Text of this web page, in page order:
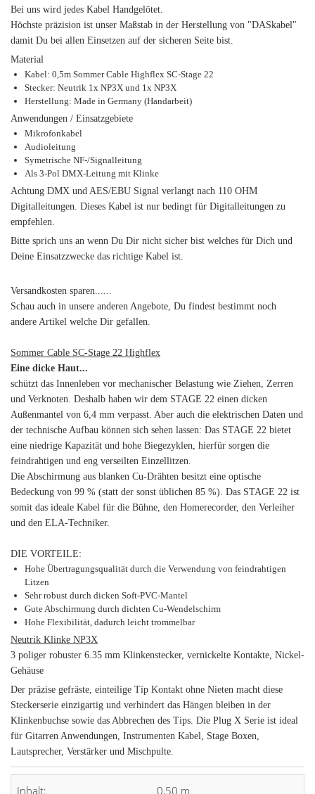
Bei uns wird jedes Kabel Handgelötet.
Höchste präzision ist unser Maßstab in der Herstellung von "DASkabel"
damit Du bei allen Einsetzen auf der sicheren Seite bist.
Material
Kabel: 0,5m Sommer Cable Highflex SC-Stage 22
Stecker: Neutrik 1x NP3X und 1x NP3X
Herstellung: Made in Germany (Handarbeit)
Anwendungen / Einsatzgebiete
Mikrofonkabel
Audioleitung
Symetrische NF-/Signalleitung
Als 3-Pol DMX-Leitung mit Klinke
Achtung DMX und AES/EBU Signal verlangt nach 110 OHM
Digitalleitungen. Dieses Kabel ist nur bedingt für Digitalleitungen zu
empfehlen.
Bitte sprich uns an wenn Du Dir nicht sicher bist welches für Dich und
Deine Einsatzzwecke das richtige Kabel ist.
Versandkosten sparen......
Schau auch in unsere anderen Angebote, Du findest bestimmt noch
andere Artikel welche Dir gefallen.
Sommer Cable SC-Stage 22 Highflex
Eine dicke Haut...
schützt das Innenleben vor mechanischer Belastung wie Ziehen, Zerren
und Verknoten. Deshalb haben wir dem STAGE 22 einen dicken
Außenmantel von 6,4 mm verpasst. Aber auch die elektrischen Daten und
der technische Aufbau können sich sehen lassen: Das STAGE 22 bietet
eine niedrige Kapazität und hohe Biegezyklen, hierfür sorgen die
feindrahtigen und eng verseilten Einzellitzen.
Die Abschirmung aus blanken Cu-Drähten besitzt eine optische
Bedeckung von 99 % (statt der sonst üblichen 85 %). Das STAGE 22 ist
somit das ideale Kabel für die Bühne, den Homerecorder, den Verleiher
und den ELA-Techniker.
DIE VORTEILE:
Hohe Übertragungsqualität durch die Verwendung von feindrahtigen
Litzen
Sehr robust durch dicken Soft-PVC-Mantel
Gute Abschirmung durch dichten Cu-Wendelschirm
Hohe Flexibilität, dadurch leicht trommelbar
Neutrik Klinke NP3X
3 poliger robuster 6.35 mm Klinkenstecker, vernickelte Kontakte, Nickel-
Gehäuse
Der präzise gefräste, einteilige Tip Kontakt ohne Nieten macht diese
Steckerserie einzigartig und verhindert das Hängen bleiben in der
Klinkenbuchse sowie das Abbrechen des Tips. Die Plug X Serie ist ideal
für Gitarren Anwendungen, Instrumenten Kabel, Stage Boxen,
Lautsprecher, Verstärker und Mischpulte.
Inhalt: 0,50 m